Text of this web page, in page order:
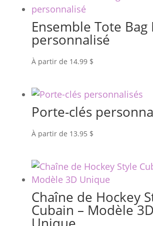
Ensemble Tote Bag
personnalisé
À partir de 14.99 $
Porte-clés
À partir de 13.95 $
Chaîne de Hockey
Cubain – Modèle 3D